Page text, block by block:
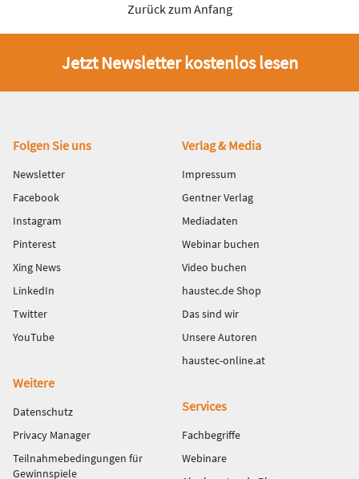
Zurück zum Anfang
Jetzt Newsletter kostenlos lesen
Fußbereich
Folgen Sie uns
Newsletter
Facebook
Instagram
Pinterest
Xing News
LinkedIn
Twitter
YouTube
Verlag & Media
Impressum
Gentner Verlag
Mediadaten
Webinar buchen
Video buchen
haustec.de Shop
Das sind wir
Unsere Autoren
haustec-online.at
Weitere
Datenschutz
Privacy Manager
Teilnahmebedingungen für
Gewinnspiele
Services
Fachbegriffe
Webinare